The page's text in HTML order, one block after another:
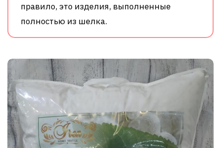
правило, это изделия, выполненные
полностью из шелка.